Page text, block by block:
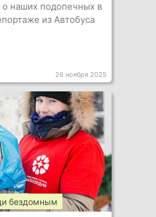
о наших подопечных в
из Автобуса
26 ноября 2025
бездомным